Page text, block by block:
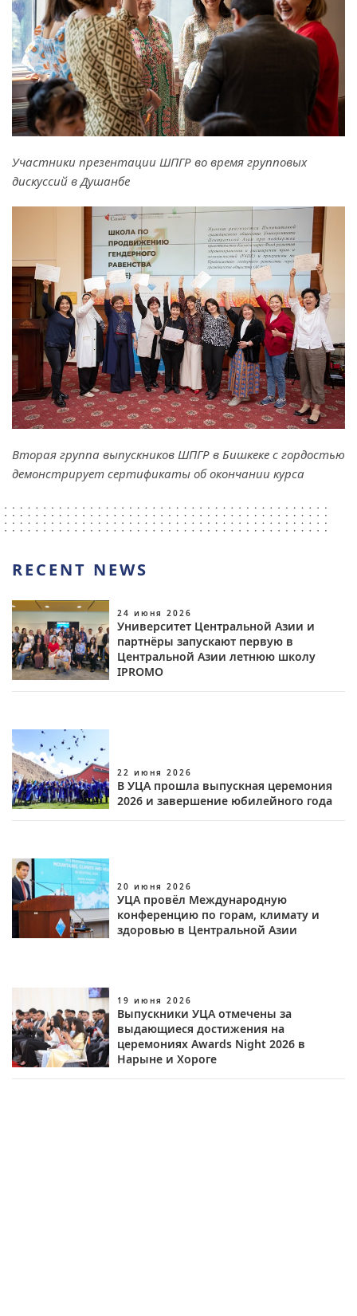
Участники презентации ШПГР во время групповых
дискуссий в Душанбе
Вторая группа выпускников ШПГР в Бишкеке с гордостью
демонстрирует сертификаты об окончании курса
RECENT NEWS
Университет Центральной Азии и
партнёры запускают первую в
Центральной Азии летнюю школу
IPROMO
24 июня 2026
В УЦА прошла выпускная церемония
2026 и завершение юбилейного года
22 июня 2026
УЦА провёл Международную
конференцию по горам, климату и
здоровью в Центральной Азии
20 июня 2026
Выпускники УЦА отмечены за
выдающиеся достижения на
церемониях Awards Night 2026 в
Нарыне и Хороге
19 июня 2026